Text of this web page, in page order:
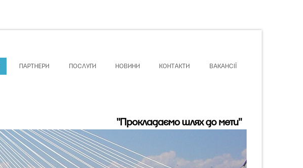
ПАРТНЕРИ ПОСЛУГИ НОВИНИ КОНТАКТИ ВАКАНCІЇ
"Прокладаємо шлях до мети"